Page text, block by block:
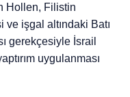
Hollen, Filistin
işgal altındaki Batı
gerekçesiyle İsrail
uygulanması